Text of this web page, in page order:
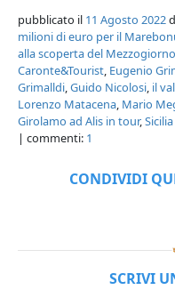
pubblicato il 11 Agosto 2022
milioni di euro per il
alla scoperta del Mezzogiorno
Caronte&Tourist, Eugenio
Grimalldi,Guido Nicolosi, il
Lorenzo Matacena, Mario
Girolamo ad Alis in tour,
| commenti: 1
CONDIVIDI
SCRIVI